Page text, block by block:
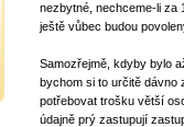
nezbytné, nechceme-li za
ještě vůbec budou
Samozřejmě, kdyby bylo
bychom si to určitě dávno
potřebovat trošku větší
údajně prý zastupují